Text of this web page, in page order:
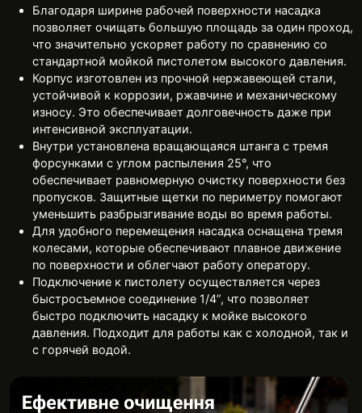
Благодаря ширине рабочей поверхности насадка
позволяет очищать большую площадь за один проход,
что значительно ускоряет работу по сравнению со
стандартной мойкой пистолетом высокого давления.
Корпус изготовлен из прочной нержавеющей стали,
устойчивой к коррозии, ржавчине и механическому
износу. Это обеспечивает долговечность даже при
интенсивной эксплуатации.
Внутри установлена вращающаяся штанга с тремя
форсунками с углом распыления 25°, что
обеспечивает равномерную очистку поверхности без
пропусков. Защитные щетки по периметру помогают
уменьшить разбрызгивание воды во время работы.
Для удобного перемещения насадка оснащена тремя
колесами, которые обеспечивают плавное движение
по поверхности и облегчают работу оператору.
Подключение к пистолету осуществляется через
быстросъемное соединение 1/4”, что позволяет
быстро подключить насадку к мойке высокого
давления. Подходит для работы как с холодной, так и
с горячей водой.